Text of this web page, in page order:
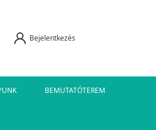
Bejelentkezés
BEMUTATÓTEREM